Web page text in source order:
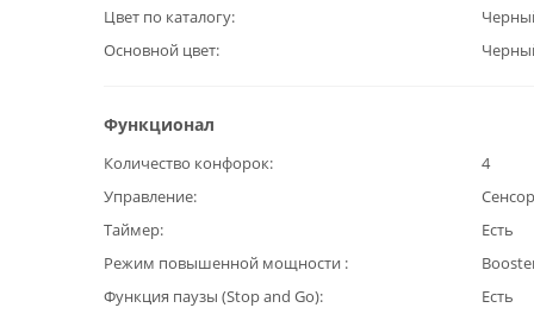
Цвет по каталогу
Основной цвет
Функционал
Количество конфорок
4
Управление
Таймер
Есть
Режим повышенной мощности
Функция паузы (Stop and Go)
Есть